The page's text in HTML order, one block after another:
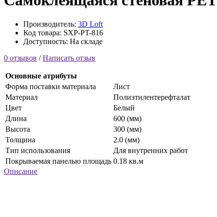
Производитель: 3D Loft
Код товара: SXP-PT-816
Доступность: На складе
0 отзывов /Написать отзыв
Основные атрибуты
Форма поставки материала
Лист
Материал
Полиэтилентерефталат
Цвет
Белый
Длина
600 (мм)
Высота
300 (мм)
Толщина
2.0 (мм)
Тип использования
Для внутренних работ
Покрываемая панелью площадь 0.18 кв.м
Описание